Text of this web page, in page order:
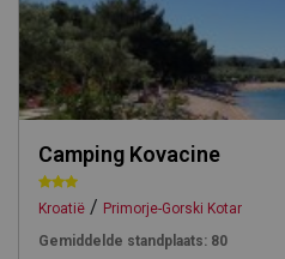
Camping Kovacine
Kroatië / Primorje-Gorski Kotar
Gemiddelde standplaats: 80